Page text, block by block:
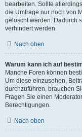
bearbeiten. Sollte
die Umfrage nur noch von
gelöscht werden. Dadurch
verhindert werden.
Nach oben
Warum kann ich auf
Manche Foren können
Um diese einzusehen,
durchzuführen, brauchen
Fragen Sie einen
Berechtigungen.
Nach oben